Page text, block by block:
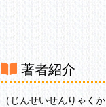
どうすれば給料は上が
あなたの選ぶ道は？
chapter2
■結婚 MARRIAGE
著者紹介
（じんせいせんりゃくか